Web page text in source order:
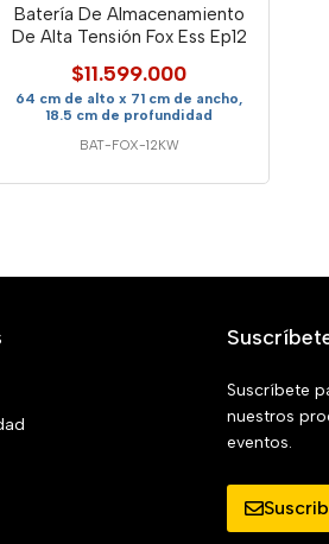
Batería De Almacenamiento
De Alta Tensión Fox Ess Ep12
$11.599.000
64 cm de alto x 71 cm de ancho,
18.5 cm de profundidad
BAT-FOX-12KW
Suscríbete
nuestros
eventos.